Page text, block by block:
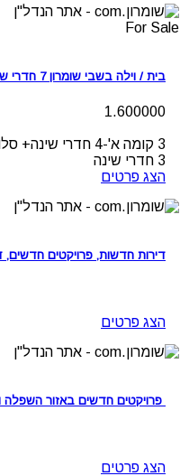
For Sale
בית / וילה בשבי שומרון 7 חדרי שינה בהזדמנות
1.600000
3
3 חדרי שינה
הצג פרטים
דירות חדשות, פרויקטים חדשים,
הצג פרטים
פרויקטים חדשים באזור השפלה
הצג פרטים